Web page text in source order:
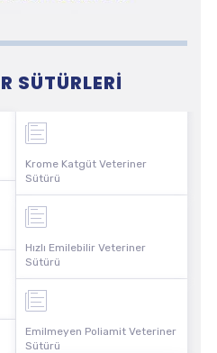
SÜTÜRLERI
Krome Katgüt Veteriner
Sütürü
Hızlı Emilebilir Veteriner
Sütürü
Emilmeyen Poliamit Veteriner
Sütürü